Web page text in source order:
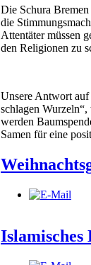
Die Schura
die
Attentäter müssen
den Religionen zu
Unsere Antwort
schlagen
werden
Samen für eine